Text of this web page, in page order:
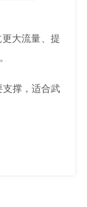
大流量、提
撑，适合武